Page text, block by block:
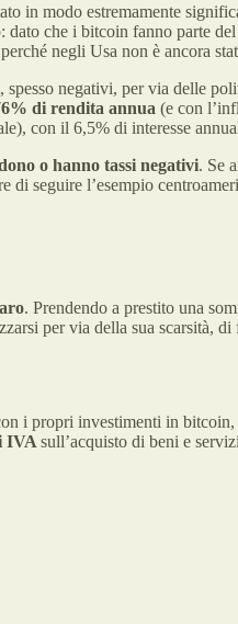
in modo estremamente
dato che i bitcoin fanno parte
negli Usa non è ancora
, spesso negativi, per via delle
di rendita annua (e con
con il 6,5% di interesse
o hanno tassi negativi. Se
seguire l’esempio
. Prendendo a prestito una
per via della sua scarsità, di
i propri investimenti in
IVA sull’acquisto di beni e